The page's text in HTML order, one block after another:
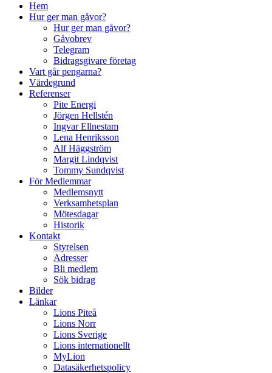
Hem
Hur ger man gåvor?
Hur ger man gåvor?
Gåvobrev
Telegram
Bidragsgivare företag
Vart går pengarna?
Värdegrund
Referenser
Pite Energi
Jörgen Hellstén
Ingvar Ellnestam
Lena Henriksson
Alf Häggström
Margit Lindqvist
Tommy Sundqvist
För Medlemmar
Medlemsnytt
Verksamhetsplan
Mötesdagar
Historik
Kontakt
Styrelsen
Adresser
Bli medlem
Sök bidrag
Bilder
Länkar
Lions Piteå
Lions Norr
Lions Sverige
Lions internationellt
MyLion
Datasäkerhetspolicy